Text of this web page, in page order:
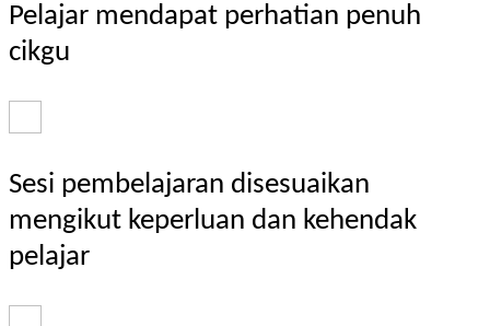
Pelajar mendapat perhatian penuh
cikgu
Sesi pembelajaran disesuaikan
mengikut keperluan dan kehendak
pelajar